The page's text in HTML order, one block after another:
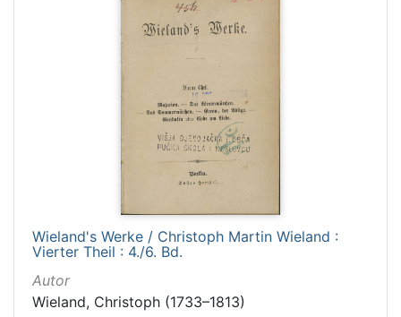
Wieland's Werke / Christoph Martin Wieland :
Vierter Theil : 4./6. Bd.
Autor
Wieland, Christoph (1733–1813)